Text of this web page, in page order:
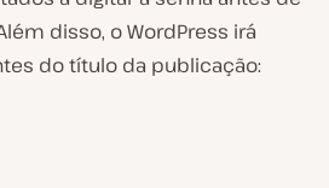
disso, o WordPress irá
do título da publicação: